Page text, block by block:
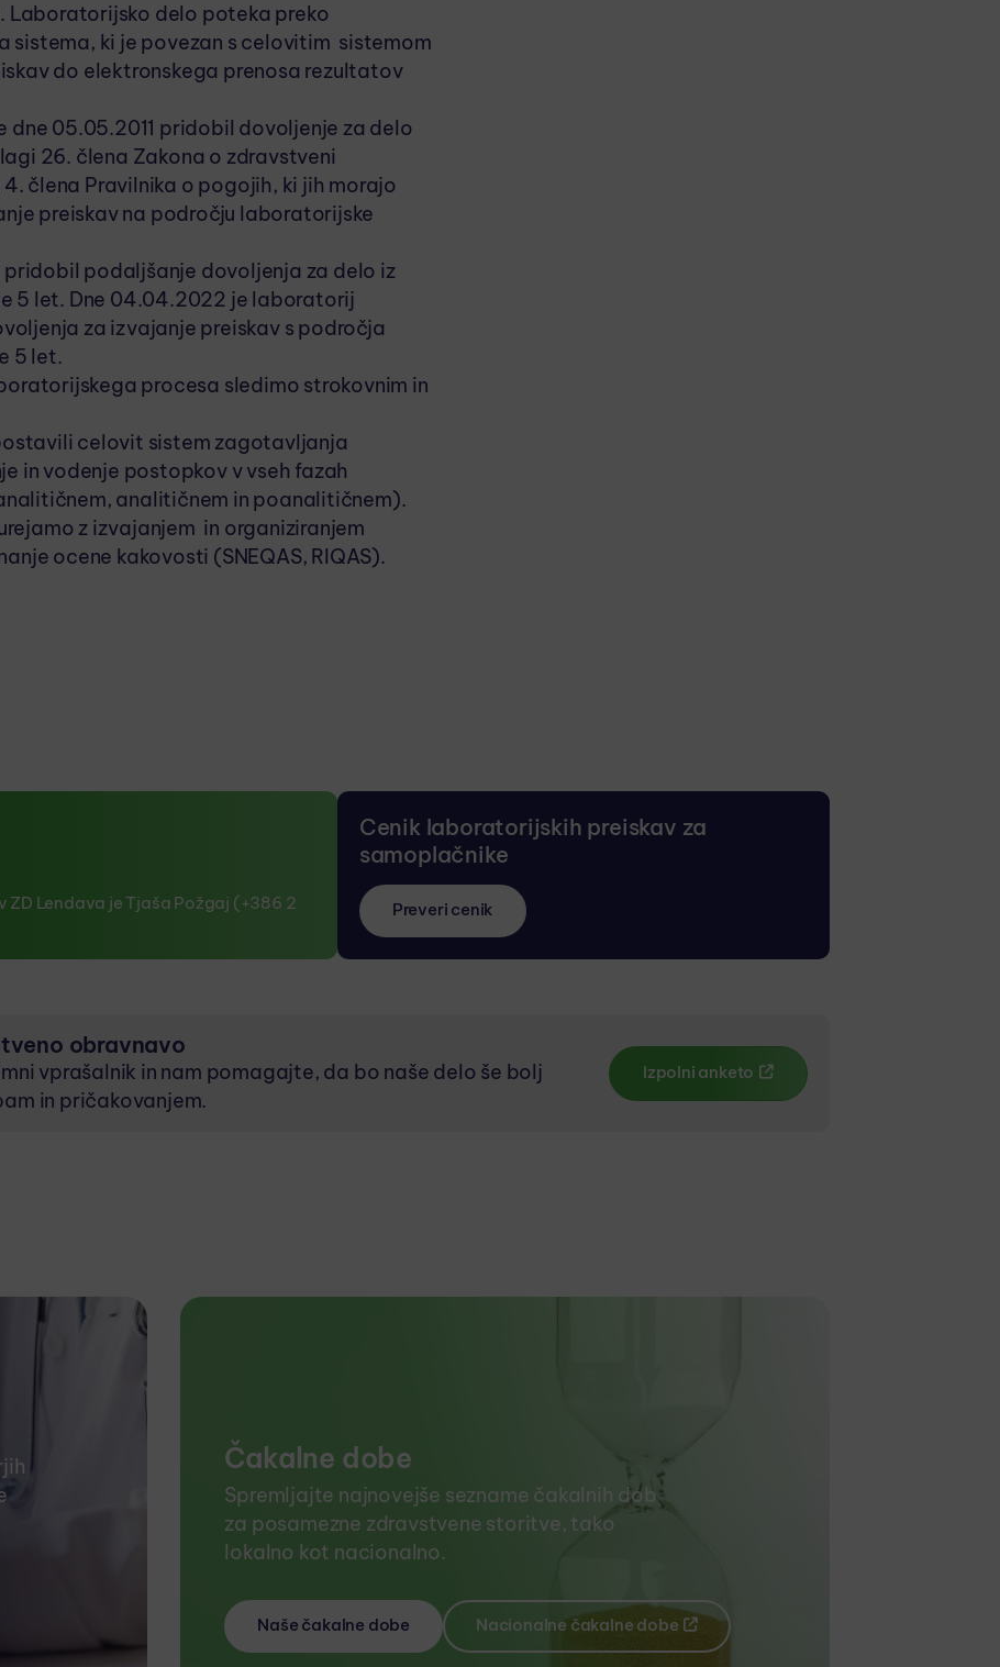
Laboratorijsko delo poteka preko
ki je povezan s celovitim sistemom
do elektronskega prenosa rezultatov
dne 05.05.2011 pridobil dovoljenje za delo
26. člena Zakona o zdravstveni
člena Pravilnika o pogojih, ki jih morajo
preiskav na področju laboratorijske
podaljšanje dovoljenja za delo iz
5 let. Dne 04.04.2022 je laboratorij
za izvajanje preiskav s področja
5 let.
procesa sledimo strokovnim in
celovit sistem zagotavljanja
in vodenje postopkov v vseh fazah
analitičnem in poanalitičnem).
z izvajanjem in organiziranjem
ocene kakovosti (SNEQAS, RIQAS).
Lendava je Tjaša Požgaj (+386 2
Cenik laboratorijskih preiskav za
samoplačnike
Preveri cenik
obravnavo
vprašalnik in nam pomagajte, da bo naše delo še bolj
in pričakovanjem.
Izpolni anketo
Čakalne dobe
Spremljajte najnovejše sezname čakalnih dob
za posamezne zdravstvene storitve, tako
lokalno kot nacionalno.
Naše čakalne dobe Nacionalne čakalne dobe